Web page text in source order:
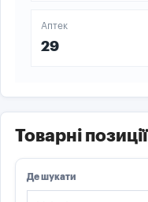
Аптек
29
Товарні позиції
Де шукати